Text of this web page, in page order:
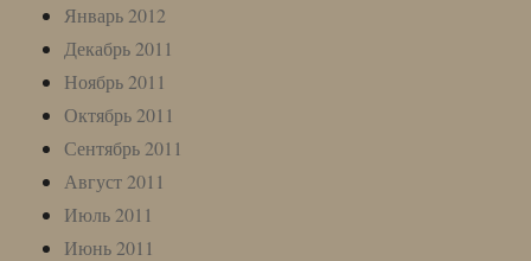
Январь 2012
Декабрь 2011
Ноябрь 2011
Октябрь 2011
Сентябрь 2011
Август 2011
Июль 2011
Июнь 2011